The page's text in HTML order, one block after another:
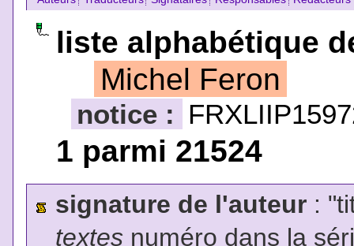
liste alphabétique
Michel Feron
notice :
1 parmi 21524
signature de l'auteur:
textesnuméro dans la